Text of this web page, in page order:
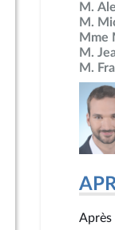
Date de dépôt
18 juillet 2017
19 juillet 2017
16 juillet 2017
18 juillet 2017
17 juillet 2017
M.
M.
Mme
M.
M.
Après